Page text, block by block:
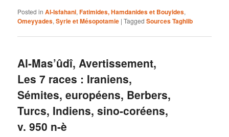
Posted in Al-Isfahani,Fatimides, Hamdanides et Bouyides,
Omeyyades,Syrie et Mésopotamie |Tagged Sources Taghlib
Al-Mas’ûdî, Avertissement,
Les 7 races : Iraniens,
Sémites, européens, Berbers,
Turcs, Indiens, sino-coréens,
v. 950 n-è